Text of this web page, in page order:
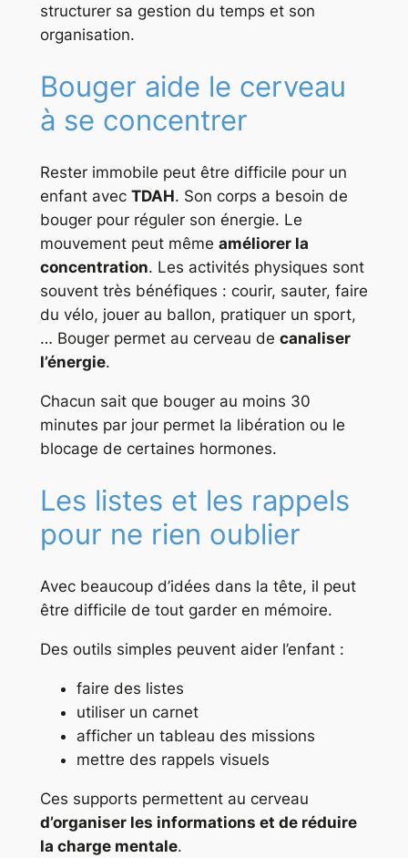
structurer sa gestion du temps et son
organisation.
Bouger aide le cerveau
à se concentrer
Rester immobile peut être difficile pour un
enfant avec TDAH. Son corps a besoin de
bouger pour réguler son énergie. Le
mouvement peut même améliorer la
concentration. Les activités physiques sont
souvent très bénéfiques : courir, sauter, faire
du vélo, jouer au ballon, pratiquer un sport,
… Bouger permet au cerveau de canaliser
l’énergie.
Chacun sait que bouger au moins 30
minutes par jour permet la libération ou le
blocage de certaines hormones.
Les listes et les rappels
pour ne rien oublier
Avec beaucoup d’idées dans la tête, il peut
être difficile de tout garder en mémoire.
Des outils simples peuvent aider l’enfant :
faire des listes
utiliser un carnet
afficher un tableau des missions
mettre des rappels visuels
Ces supports permettent au cerveau
d’organiser les informations et de réduire
la charge mentale.